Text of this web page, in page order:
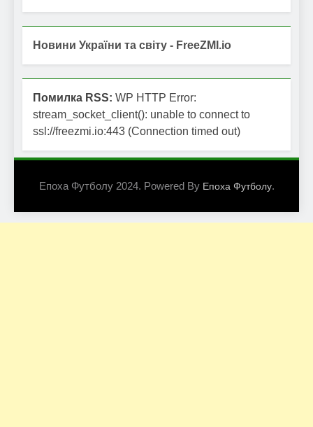
Новини України та світу - FreeZMI.io
Помилка RSS: WP HTTP Error:
stream_socket_client(): unable to connect to
ssl://freezmi.io:443 (Connection timed out)
Епоха Футболу 2024. Powered By Епоха Футболу.